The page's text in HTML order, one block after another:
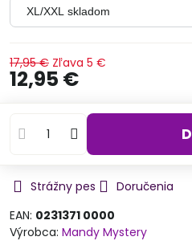
17,95 € Zľava 5 €
12,95 €
Strážny pes
Doručenia
EAN: 0231371 0000
Výrobca: Mandy Mystery